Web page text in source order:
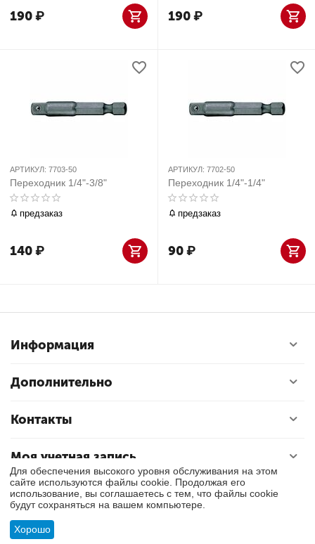
190₽ 190₽
АРТИКУЛ: 7703-50
Переходник 1/4"-3/8"
предзаказ
140₽
АРТИКУЛ: 7702-50
Переходник 1/4"-1/4"
предзаказ
90₽
Информация
Дополнительно
Контакты
Моя учетная запись
© 2018 - 2026 Exly. Все права защищены.
Для обеспечения высокого уровня обслуживания на этом
сайте используются файлы cookie. Продолжая его
использование, вы соглашаетесь с тем, что файлы cookie
будут сохраняться на вашем компьютере.
Хорошо